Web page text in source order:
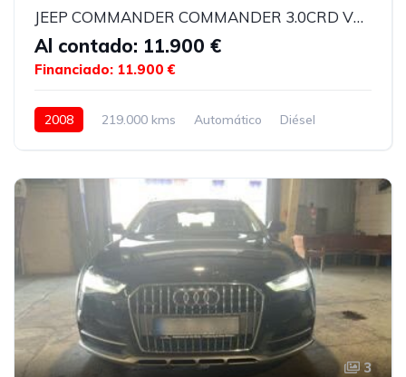
JEEP COMMANDER COMMANDER 3.0CRD V6 OVERLAND
Al contado: 11.900 €
Financiado: 11.900 €
2008 219.000 kms Automático Diésel
3